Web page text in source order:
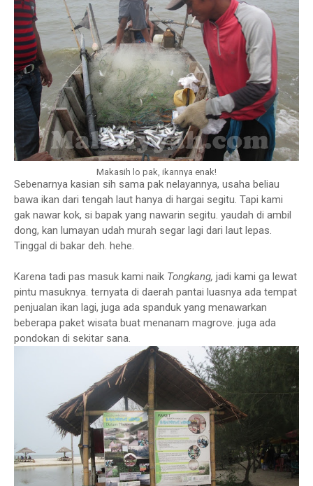
Makasih lo pak, ikannya enak!
Sebenarnya kasian sih sama pak nelayannya, usaha beliau
bawa ikan dari tengah laut hanya di hargai segitu. Tapi kami
gak nawar kok, si bapak yang nawarin segitu. yaudah di ambil
dong, kan lumayan udah murah segar lagi dari laut lepas.
Tinggal di bakar deh. hehe.
Karena tadi pas masuk kami naik Tongkang, jadi kami ga lewat
pintu masuknya. ternyata di daerah pantai luasnya ada tempat
penjualan ikan lagi, juga ada spanduk yang menawarkan
beberapa paket wisata buat menanam magrove. juga ada
pondokan di sekitar sana.